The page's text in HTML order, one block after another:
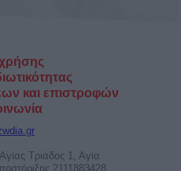
Τα αισθηματικά
σου αυτό το
ερωτοσκόπιο του Άστρα
...
από τις 11